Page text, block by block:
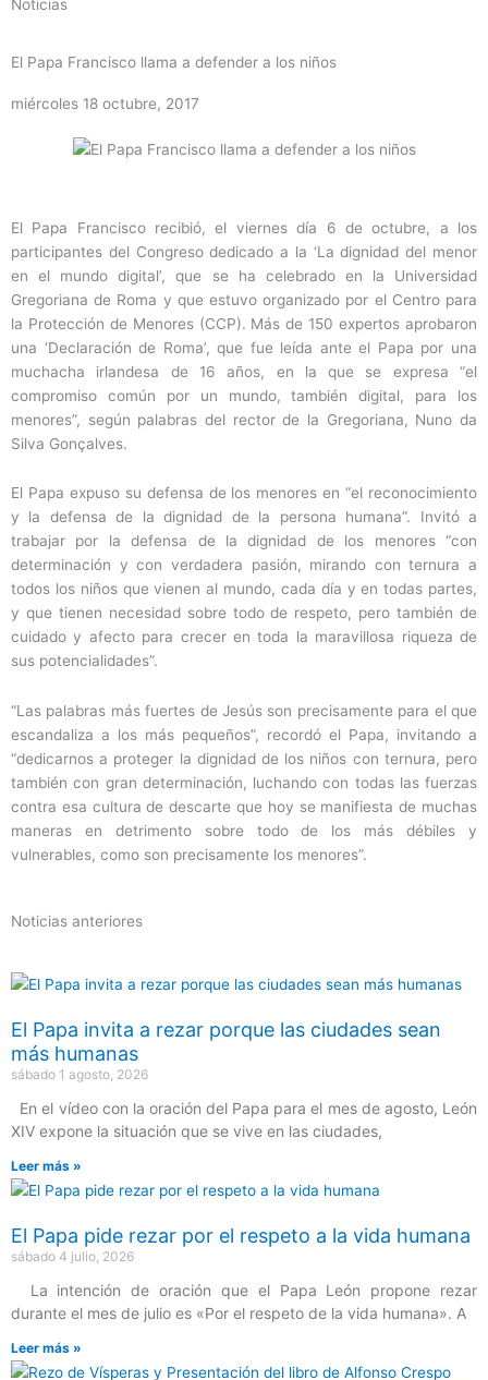
Noticias
El Papa Francisco llama a defender a los niños
miércoles 18 octubre, 2017
El Papa Francisco recibió, el viernes día 6 de octubre, a los
participantes del Congreso dedicado a la ‘La dignidad del menor
en el mundo digital’, que se ha celebrado en la Universidad
Gregoriana de Roma y que estuvo organizado por el Centro para
la Protección de Menores (CCP). Más de 150 expertos aprobaron
una ‘Declaración de Roma’, que fue leída ante el Papa por una
muchacha irlandesa de 16 años, en la que se expresa “el
compromiso común por un mundo, también digital, para los
menores”, según palabras del rector de la Gregoriana, Nuno da
Silva Gonçalves.
El Papa expuso su defensa de los menores en “el reconocimiento
y la defensa de la dignidad de la persona humana”. Invitó a
trabajar por la defensa de la dignidad de los menores “con
determinación y con verdadera pasión, mirando con ternura a
todos los niños que vienen al mundo, cada día y en todas partes,
y que tienen necesidad sobre todo de respeto, pero también de
cuidado y afecto para crecer en toda la maravillosa riqueza de
sus potencialidades”.
“Las palabras más fuertes de Jesús son precisamente para el que
escandaliza a los más pequeños”, recordó el Papa, invitando a
“dedicarnos a proteger la dignidad de los niños con ternura, pero
también con gran determinación, luchando con todas las fuerzas
contra esa cultura de descarte que hoy se manifiesta de muchas
maneras en detrimento sobre todo de los más débiles y
vulnerables, como son precisamente los menores”.
Noticias anteriores
El Papa invita a rezar porque las ciudades sean
más humanas
sábado 1 agosto, 2026
En el vídeo con la oración del Papa para el mes de agosto, León
XIV expone la situación que se vive en las ciudades,
Leer más »
El Papa pide rezar por el respeto a la vida humana
sábado 4 julio, 2026
La intención de oración que el Papa León propone rezar
durante el mes de julio es «Por el respeto de la vida humana». A
Leer más »